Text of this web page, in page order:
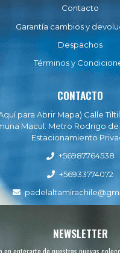
Contacto
Garantía cambios y
Despachos
Términos y
CONTACTO
para Abrir Mapa) Calle
Macul. Metro Rodrigo de
Estacionamiento
+56987764538
+56933774072
NEWSLETTER